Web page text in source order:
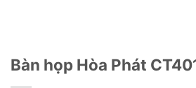
Bàn họp Hòa Phát